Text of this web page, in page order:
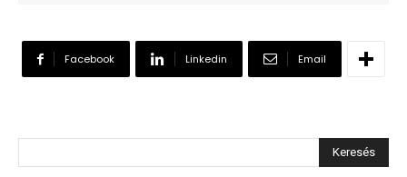
Facebook Linkedin Email
Keresés